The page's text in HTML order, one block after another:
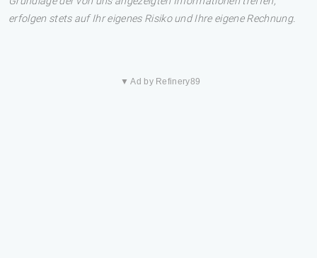
erfolgen stets auf Ihr eigenes Risiko und Ihre eigene Rechnung.
▼ Ad by Refinery89